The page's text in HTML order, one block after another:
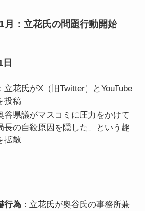
月：立花氏の問題行動開始
日
立花氏がX（旧Twitter）とYouTube
投稿
谷県議がマスコミに圧力をかけて
長の自殺原因を隠した」という趣
拡散
行為 ：立花氏が奥谷氏の事務所兼